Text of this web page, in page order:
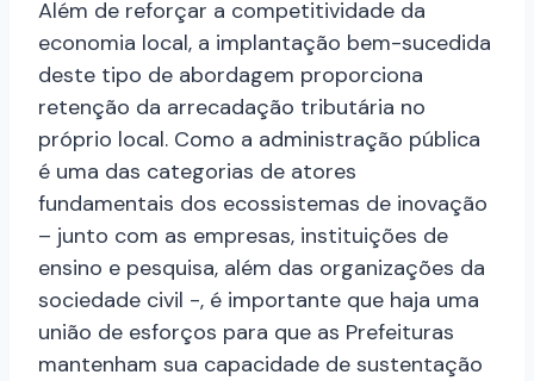
Além de reforçar a competitividade da
economia local, a implantação bem-sucedida
deste tipo de abordagem proporciona
retenção da arrecadação tributária no
próprio local. Como a administração pública
é uma das categorias de atores
fundamentais dos ecossistemas de inovação
– junto com as empresas, instituições de
ensino e pesquisa, além das organizações da
sociedade civil -, é importante que haja uma
união de esforços para que as Prefeituras
mantenham sua capacidade de sustentação